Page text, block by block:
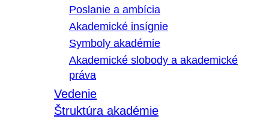
Poslanie a ambícia
Akademické insígnie
Symboly akadémie
Akademické slobody a akademické
práva
Vedenie
Štruktúra akadémie